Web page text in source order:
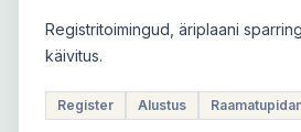
Registritoimingud, äriplaani
käivitus.
Register Alustus